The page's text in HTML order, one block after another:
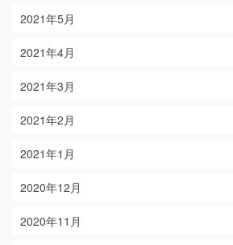
2021年5月
2021年4月
2021年3月
2021年2月
2021年1月
2020年12月
2020年11月